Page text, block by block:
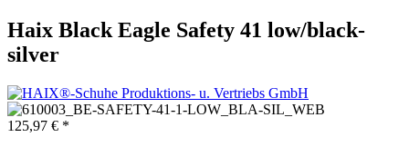
Haix Black Eagle Safety 41 low/black-
silver
125,97 € *